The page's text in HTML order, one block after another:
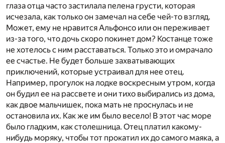
глаза отца часто застилала пелена грусти, которая
исчезала, как только он замечал на себе чей-то взгляд.
Может, ему не нравится Альфонсо или он переживает
из-за того, что дочь скоро покинет дом? Костанце тоже
не хотелось с ним расставаться. Только это и омрачало
ее счастье. Не будет больше захватывающих
приключений, которые устраивал для нее отец.
Например, прогулок на лодке воскресным утром, когда
он будил ее на рассвете и они тихо выбирались из дома,
как двое мальчишек, пока мать не проснулась и не
остановила их. Как же им было весело! В этот час море
было гладким, как столешница. Отец платил какому-
нибудь моряку, чтобы тот прокатил их до самого маяка, а